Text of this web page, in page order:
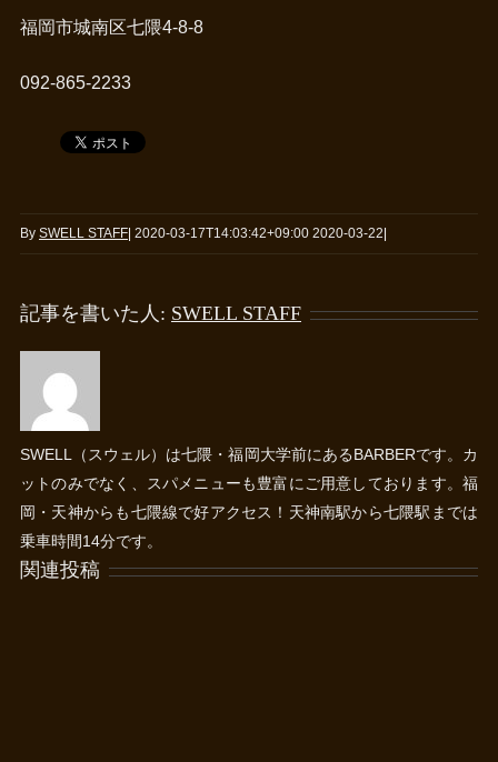
福岡市城南区七隈4-8-8
092-865-2233
By SWELL STAFF 2020-03-17T14:03:42+09:00 2020-03-22
記事を書いた人: SWELL STAFF
SWELL（スウェル）は七隈・福岡大学前にあるBARBERです。カ
ットのみでなく、スパメニューも豊富にご用意しております。福
岡・天神からも七隈線で好アクセス！天神南駅から七隈駅までは
乗車時間14分です。
関連投稿